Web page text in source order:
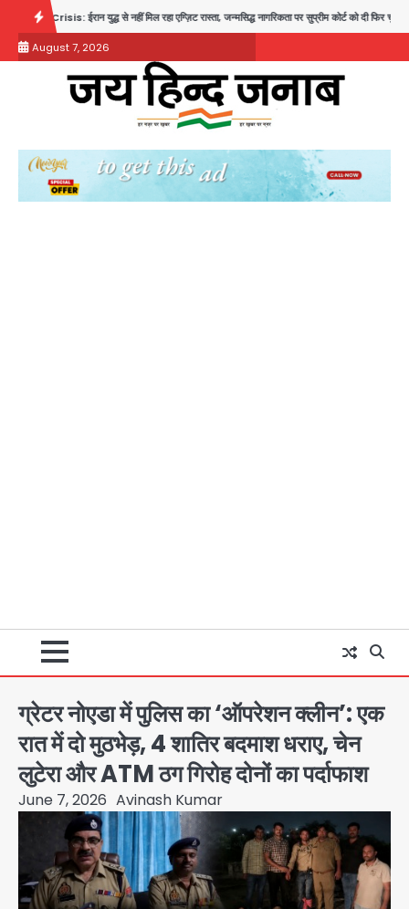
content
युद्ध से नहीं मिल रहा एग्ज़िट रास्ता, जन्मसिद्ध नागरिकता पर सुप्रीम कोर्ट को दी फिर चुनौती पुरा
August 7, 2026
ग्रेटर नोएडा में पुलिस का ‘ऑपरेशन क्लीन’: एक
रात में दो मुठभेड़, 4 शातिर बदमाश धराए, चेन
लुटेरा और ATM ठग गिरोह दोनों का पर्दाफाश
June 7, 2026 Avinash Kumar